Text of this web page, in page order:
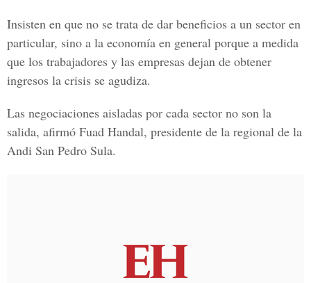
Insisten en que no se trata de dar beneficios a un sector en
particular, sino a la economía en general porque a medida
que los trabajadores y las empresas dejan de obtener
ingresos la crisis se agudiza.
Las negociaciones aisladas por cada sector no son la
salida, afirmó Fuad Handal, presidente de la regional de la
Andi San Pedro Sula.